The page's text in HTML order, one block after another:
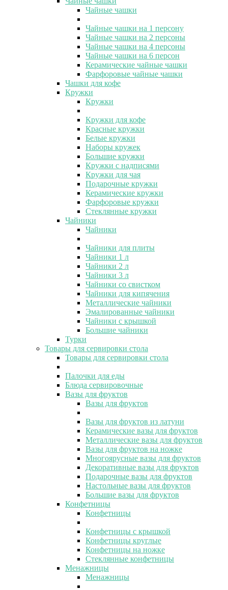
Чайные чашки
Чайные чашки на 1 персону
Чайные чашки на 2 персоны
Чайные чашки на 4 персоны
Чайные чашки на 6 персон
Керамические чайные чашки
Фарфоровые чайные чашки
Чашки для кофе
Кружки
Кружки
Кружки для кофе
Красные кружки
Белые кружки
Наборы кружек
Большие кружки
Кружки с надписями
Кружки для чая
Подарочные кружки
Керамические кружки
Фарфоровые кружки
Стеклянные кружки
Чайники
Чайники
Чайники для плиты
Чайники 1 л
Чайники 2 л
Чайники 3 л
Чайники со свистком
Чайники для кипячения
Металлические чайники
Эмалированные чайники
Чайники с крышкой
Большие чайники
Турки
Товары для сервировки стола
Товары для сервировки стола
Палочки для еды
Блюда сервировочные
Вазы для фруктов
Вазы для фруктов
Вазы для фруктов из латуни
Керамические вазы для фруктов
Металлические вазы для фруктов
Вазы для фруктов на ножке
Многоярусные вазы для фруктов
Декоративные вазы для фруктов
Подарочные вазы для фруктов
Настольные вазы для фруктов
Большие вазы для фруктов
Конфетницы
Конфетницы
Конфетницы с крышкой
Конфетницы круглые
Конфетницы на ножке
Стеклянные конфетницы
Менажницы
Менажницы